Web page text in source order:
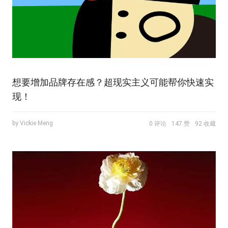
想要增加品牌存在感？超现实主义可能帮你快速实
现！
by Vickie Meng 0 评论 147 赞 92 收藏